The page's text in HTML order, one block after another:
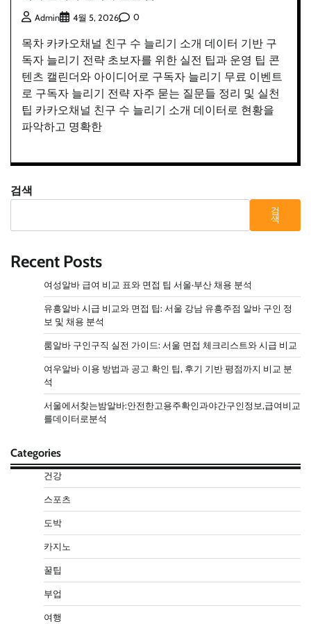
Admin 4월 5, 2026 0
목차 카카오채널 친구 수 늘리기 소개 데이터 기반 구
독자 늘리기 전략 초보자를 위한 실전 팁과 운영 팁 콘
텐츠 캘린더와 아이디어로 구독자 늘리기 무료 이벤트
로 구독자 늘리기 전략 자주 묻는 질문들 정리 및 실천
팁 카카오채널 친구 수 늘리기 소개 데이터로 현황을
파악하고 명확한
검색
검
색
Recent Posts
여성알바 급여 비교 표와 면접 팁 서울·부산 채용 분석
유흥알바 시급 비교와 면접 팁: 서울 강남 유흥주점 알바 구인 정
보 및 채용 분석
룸알바 구인구직 실전 가이드: 서울 면접 체크리스트와 시급 비교
여우알바 이용 방법과 공고 확인 팁, 후기 기반 평점까지 비교 분
석
서울에서찾는밤알바:안전한고용주확인과야간구인정보,급여비교
를데이터로분석
Categories
건강
스포츠
도박
카지노
꿀팁
부업
여행